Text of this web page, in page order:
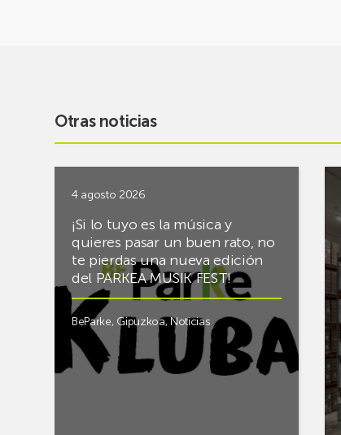
Otras noticias
4 agosto 2026
¡Si lo tuyo es la música y
quieres pasar un buen rato, no
te pierdas una nueva edición
del PARKEA MUSIK FEST!
BeParke, Gipuzkoa,Noticias